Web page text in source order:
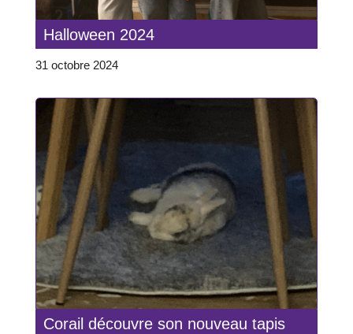
Halloween 2024
31 octobre 2024
Corail découvre son nouveau tapis